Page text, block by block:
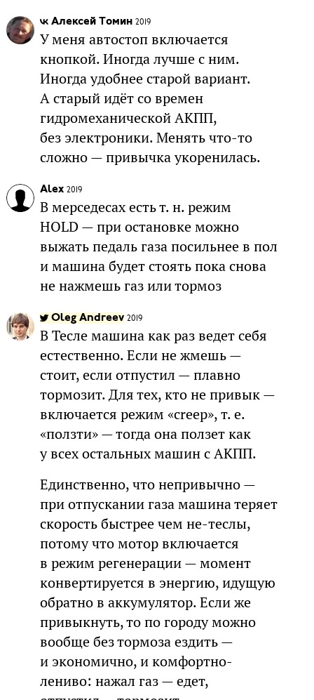
Алексей Томин 2019
У меня автостоп включается
кнопкой. Иногда лучше с ним.
Иногда удобнее старой вариант.
А старый идёт со времен
гидромеханической АКПП,
без электроники. Менять что-то
сложно — привычка укоренилась.
Alex 2019
В мерседесах есть т. н. режим
HOLD — при остановке можно
выжать педаль газа посильнее в пол
и машина будет стоять пока снова
не нажмешь газ или тормоз
Oleg Andreev 2019
В Тесле машина как раз ведет себя
естественно. Если не жмешь —
стоит, если отпустил — плавно
тормозит. Для тех, кто не привык —
включается режим «creep», т. е.
«ползти» — тогда она ползет как
у всех остальных машин с АКПП.
Единственно, что непривычно —
при отпускании газа машина теряет
скорость быстрее чем не-теслы,
потому что мотор включается
в режим регенерации — момент
конвертируется в энергию, идущую
обратно в аккумулятор. Если же
привыкнуть, то по городу можно
вообще без тормоза ездить —
и экономично, и комфортно-
лениво: нажал газ — едет,